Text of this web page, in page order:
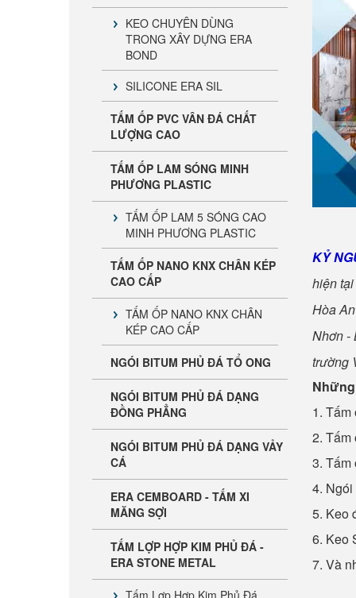
KỶ
hiện
Hòa
Nhơn -
trường
1. Tấm
2. Tấm
3. Tấm
4.
5. Keo
6. Keo
7. Và
KEO CHUYÊN DÙNG
TRONG XÂY DỰNG ERA
BOND
SILICONE ERA SIL
TẤM ỐP PVC VÂN ĐÁ CHẤT
LƯỢNG CAO
TẤM ỐP LAM SÓNG MINH
PHƯƠNG PLASTIC
TẤM ỐP LAM 5 SÓNG CAO
MINH PHƯƠNG PLASTIC
TẤM ỐP NANO KNX CHÂN KÉP
CAO CẤP
TẤM ỐP NANO KNX CHÂN
KÉP CAO CẤP
NGÓI BITUM PHỦ ĐÁ TỔ ONG
NGÓI BITUM PHỦ ĐÁ DẠNG
ĐỒNG PHẲNG
NGÓI BITUM PHỦ ĐÁ DẠNG VẢY
CÁ
ERA CEMBOARD - TẤM XI
MĂNG SỢI
TẤM LỢP HỢP KIM PHỦ ĐÁ -
ERA STONE METAL
Tấm Cemboard ERA Chính Hãng
| Báo Giá & Phân Phối Toàn Quốc
SÀN TRE NGOÀI TRỜI ERA